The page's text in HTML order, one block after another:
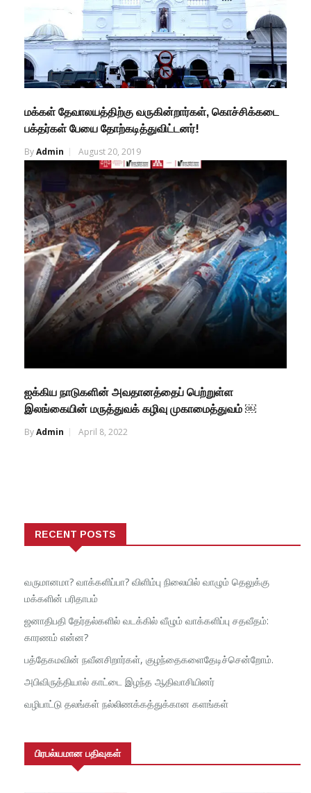
மக்கள் தேவாலயத்திற்கு வருகின்றார்கள், கொச்சிக்கடை
பக்தர்கள் பேயை தோற்கடித்துவிட்டனர்!
ByAdmin August 20, 2019
ஐக்கிய நாடுகளின் அவதானத்தைப் பெற்றுள்ள
இலங்கையின் மருத்துவக் கழிவு முகாமைத்துவம் ￼
ByAdmin April 8, 2022
RECENT POSTS
வருமானமா? வாக்களிப்பா? விளிம்பு நிலையில் வாழும் தெலுக்கு
மக்களின் பரிதாபம்
ஜனாதிபதி தேர்தல்களில் வடக்கில் வீழும் வாக்களிப்பு சதவீதம்:
காரணம் என்ன?
பத்தேகமவின் நவீனசிறார்கள், குழந்தைகளைதேடிச்சென்றோம்.
அபிவிருத்தியால் காட்டை இழந்த ஆதிவாசியினர்
வழிபாட்டு தலங்கள் நல்லிணக்கத்துக்கான களங்கள்
பிரபல்யமான பதிவுகள்